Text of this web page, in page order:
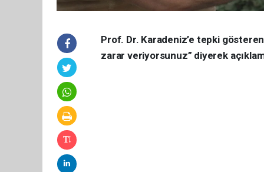
Prof. Dr. Karadeniz’e tepki
zarar veriyorsunuz” diyerek